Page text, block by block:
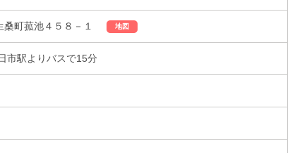
町菰池４５８－１ 地図
市駅よりバスで15分